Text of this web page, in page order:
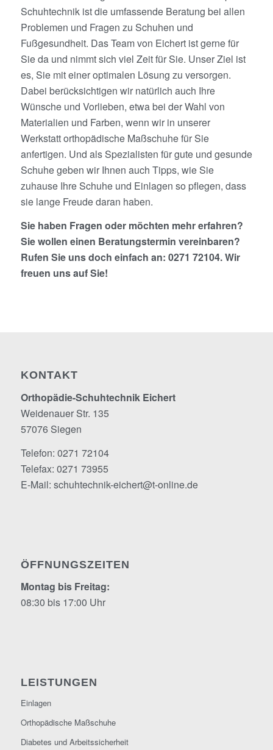
Schuhtechnik ist die umfassende Beratung bei allen
Problemen und Fragen zu Schuhen und
Fußgesundheit. Das Team von Eichert ist gerne für
Sie da und nimmt sich viel Zeit für Sie. Unser Ziel ist
es, Sie mit einer optimalen Lösung zu versorgen.
Dabei berücksichtigen wir natürlich auch Ihre
Wünsche und Vorlieben, etwa bei der Wahl von
Materialien und Farben, wenn wir in unserer
Werkstatt orthopädische Maßschuhe für Sie
anfertigen. Und als Spezialisten für gute und gesunde
Schuhe geben wir Ihnen auch Tipps, wie Sie
zuhause Ihre Schuhe und Einlagen so pflegen, dass
sie lange Freude daran haben.
Sie haben Fragen oder möchten mehr erfahren?
Sie wollen einen Beratungstermin vereinbaren?
Rufen Sieuns doch einfach an: 0271 72104. Wir
freuen uns aufSie!
KONTAKT
Orthopädie-Schuhtechnik Eichert
Weidenauer Str. 135
57076 Siegen
Telefon: 0271 72104
Telefax: 0271 73955
E-Mail: schuhtechnik-eichert@t-online.de
ÖFFNUNGSZEITEN
Montag bis Freitag:
08:30 bis 17:00 Uhr
LEISTUNGEN
Einlagen
Orthopädische Maßschuhe
Diabetes und Arbeitssicherheit